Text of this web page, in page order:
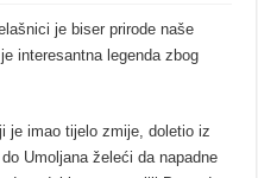
je biser prirode naše
interesantna legenda zbog
je imao tijelo zmije, doletio iz
Umoljana želeći da napadne